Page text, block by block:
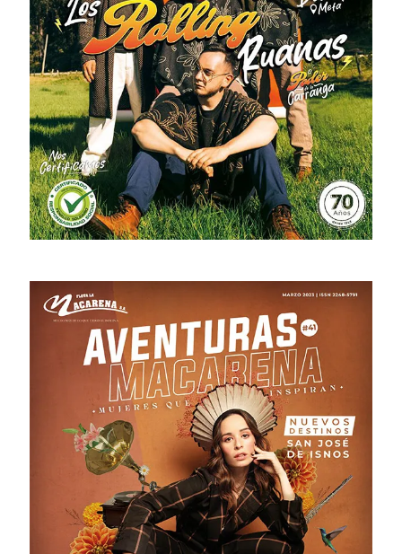
# 43 · Septiembre - Diciembre 2023